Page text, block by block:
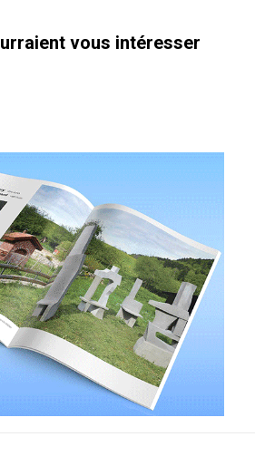
vous intéresser